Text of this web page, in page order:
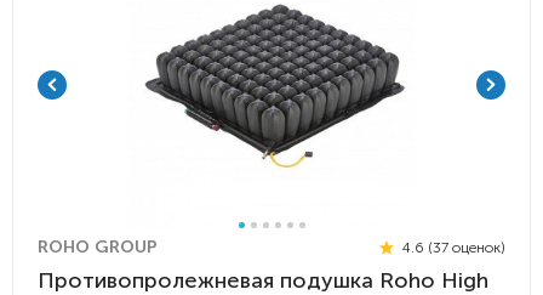
ROHO GROUP 4.6 (37 оценок)
Противопролежневая подушка Roho High